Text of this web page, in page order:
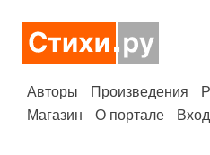
Авторы Произведения
Магазин
О портале